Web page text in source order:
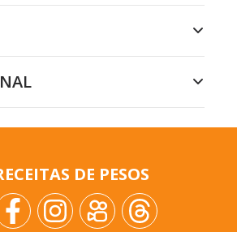
DE PESOS